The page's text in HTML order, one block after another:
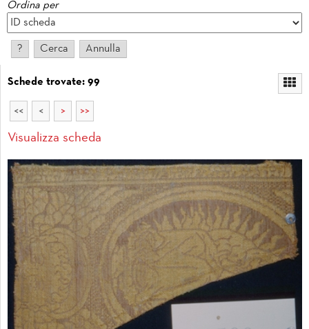
Ordina per
Schede trovate: 99
<< < > >>
Visualizza scheda